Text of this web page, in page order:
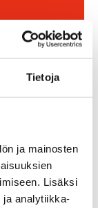
Tietoja
ja mainosten
Lisäksi
ja analytiikka-
Till I Varukorg